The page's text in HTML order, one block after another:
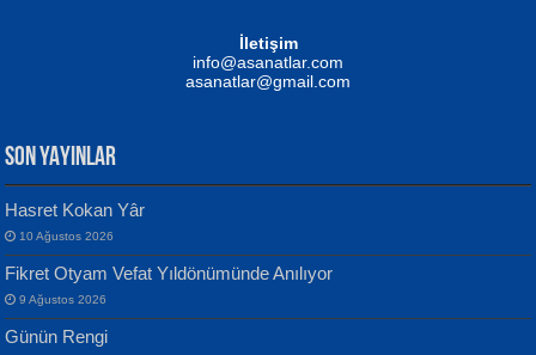
MUSTAFA KELOĞLU
Yarına İz Bırakmak...
Yılmaz Ekinci
Geceye Söylenen...
İletişim
info@asanatlar.com
asanatlar@gmail.com
SON YAYINLAR
Hasret Kokan Yâr
10 Ağustos 2026
Fikret Otyam Vefat Yıldönümünde Anılıyor
9 Ağustos 2026
Günün Rengi